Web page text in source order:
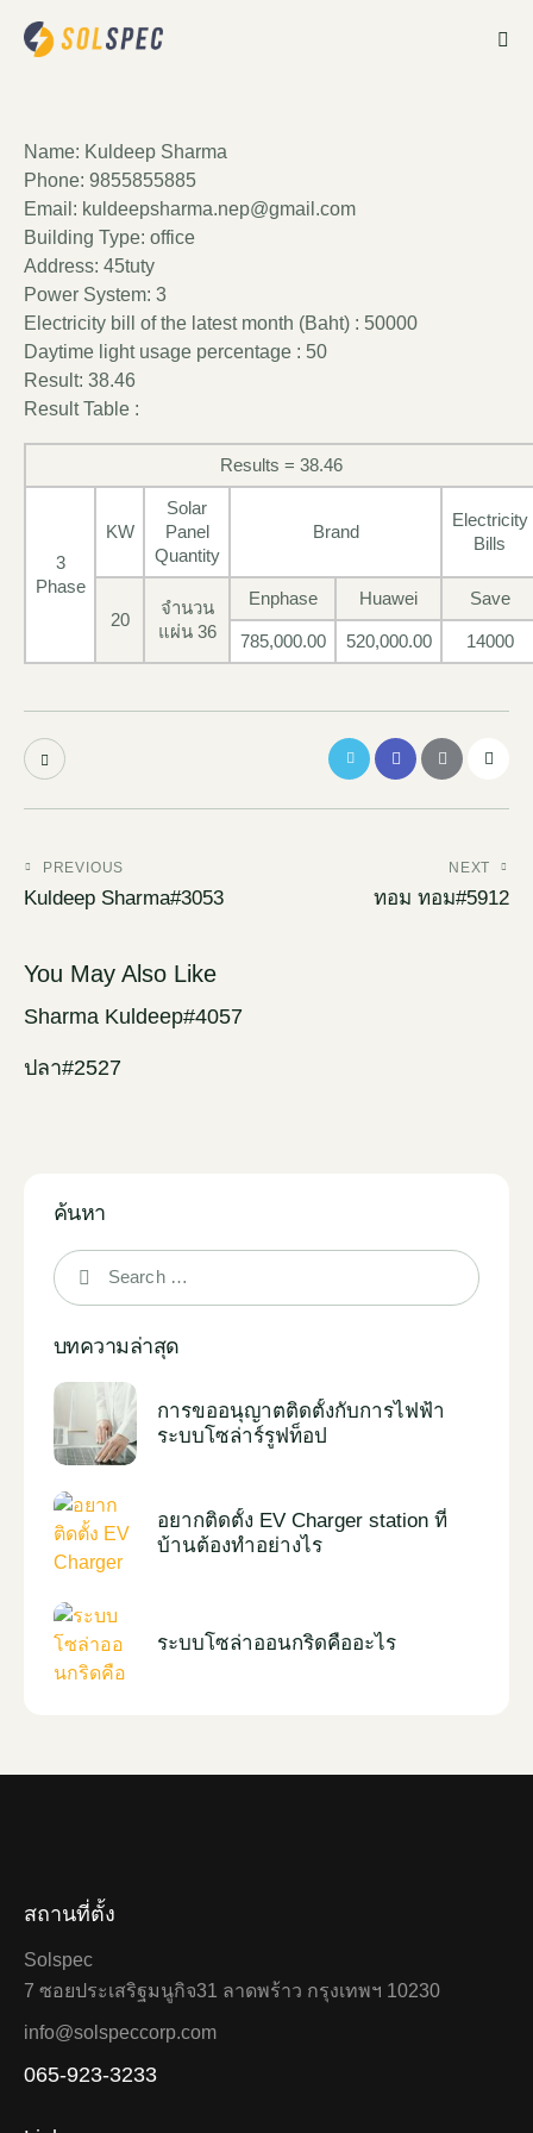
Name: Kuldeep Sharma
Phone: 9855855885
Email: kuldeepsharma.nep@gmail.com
Building Type: office
Address: 45tuty
Power System: 3
Electricity bill of the latest month (Baht) : 50000
Daytime light usage percentage : 50
Result: 38.46
Result Table :
Results = 38.46
3
Phase
KW
Solar
Panel
Quantity
Brand
Electricity
Bills
20
จำนวน
แผ่น 36
Enphase Huawei Save
785,000.00 520,000.00 14000
PREVIOUS
Kuldeep Sharma#3053
NEXT
ทอม ทอม#5912
You May Also Like
Sharma Kuldeep#4057
ปลา#2527
ค้นหา
บทความล่าสุด
การขออนุญาตติดตั้งกับการไฟฟ้า
ระบบโซล่าร์รูฟท็อป
อยากติดตั้ง EV Charger station ที่
บ้านต้องทำอย่างไร
ระบบโซล่าออนกริดคืออะไร
สถานที่ตั้ง
Solspec
7 ซอยประเสริฐมนูกิจ31 ลาดพร้าว กรุงเทพฯ 10230
info@solspeccorp.com
065-923-3233